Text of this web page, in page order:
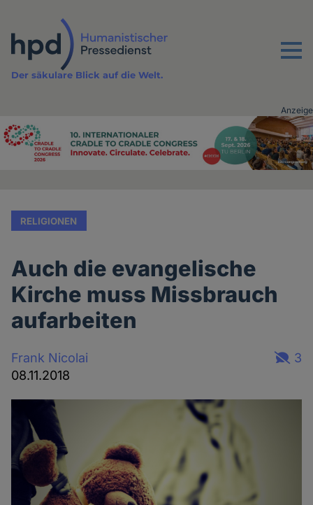
Inhalt
Menu
Der säkulare Blick auf die Welt.
Advertising
Anzeige
RELIGIONEN
Auch die evangelische
Kirche muss Missbrauch
aufarbeiten
Frank Nicolai
08.11.2018
3